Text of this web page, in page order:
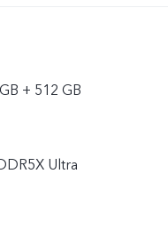
+ 512 GB
Ultra